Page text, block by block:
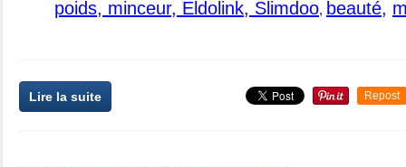
poids, minceur, Eldolink, Slimdoo, beauté,
Lire la suite Repost